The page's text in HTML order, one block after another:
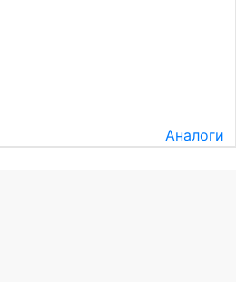
Аналоги